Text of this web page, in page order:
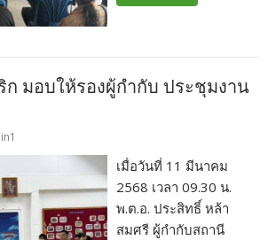
มอบให้รองผู้กำกับ ประชุมงาน
เมื่อวันที่ 11 มีนาคม
2568 เวลา 09.30 น.
พ.ต.อ. ประสิทธิ์ หล้า
สมศรี ผู้กำกับสถานี